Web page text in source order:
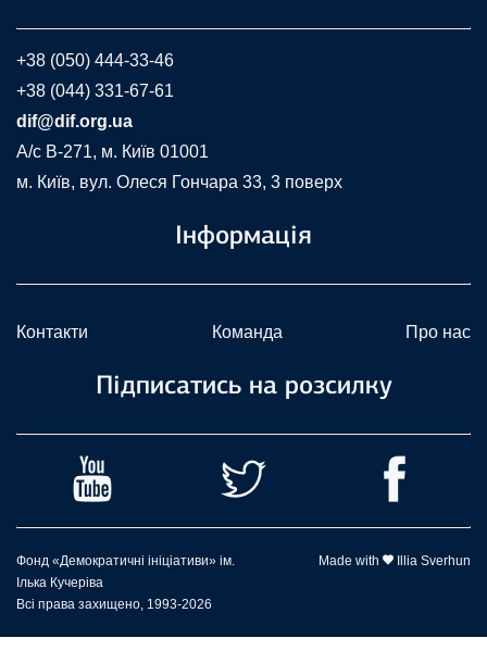
+38 (050) 444-33-46
+38 (044) 331-67-61
dif@dif.org.ua
A/c В-271, м. Київ 01001
м. Київ, вул. Олеся Гончара 33, 3 поверх
Інформація
Контакти Команда Про нас
Підписатись на розсилку
Фонд «Демократичні ініціативи» ім.
Ілька Кучеріва
Всі права захищено, 1993-2026
Made with Illia Sverhun